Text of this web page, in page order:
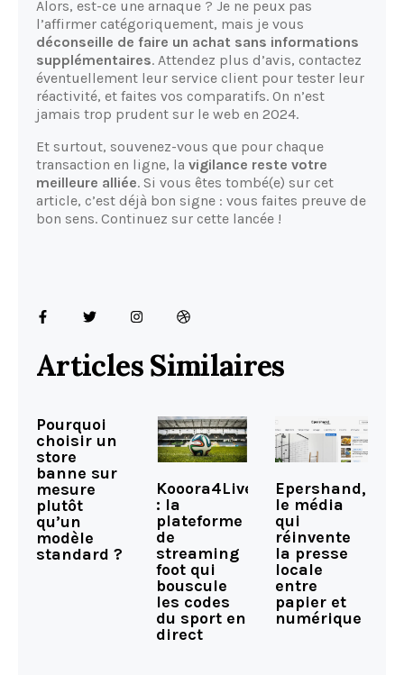
Alors, est-ce une arnaque ? Je ne peux pas
l’affirmer catégoriquement, mais je vous
déconseille de faire un achat sans informations
supplémentaires. Attendez plus d’avis, contactez
éventuellement leur service client pour tester leur
réactivité, et faites vos comparatifs. On n’est
jamais trop prudent sur le web en 2024.
Et surtout, souvenez-vous que pour chaque
transaction en ligne, la vigilance reste votre
meilleure alliée. Si vous êtes tombé(e) sur cet
article, c’est déjà bon signe : vous faites preuve de
bon sens. Continuez sur cette lancée !
Articles Similaires
Pourquoi
choisir un
store
banne sur
mesure
plutôt
qu’un
modèle
standard ?
Kooora4Live
: la
plateforme
de
streaming
foot qui
bouscule
les codes
du sport en
direct
Epershand,
le média
qui
réinvente
la presse
locale
entre
papier et
numérique